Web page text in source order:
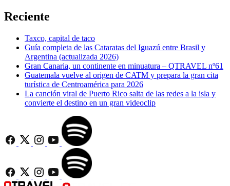
Reciente
Taxco, capital de taco
Guía completa de las Cataratas del Iguazú entre Brasil y
Argentina (actualizada 2026)
Gran Canaria, un continente en minuatura – QTRAVEL nº61
Guatemala vuelve al origen de CATM y prepara la gran cita
turística de Centroamérica para 2026
La canción viral de Puerto Rico salta de las redes a la isla y
convierte el destino en un gran videoclip